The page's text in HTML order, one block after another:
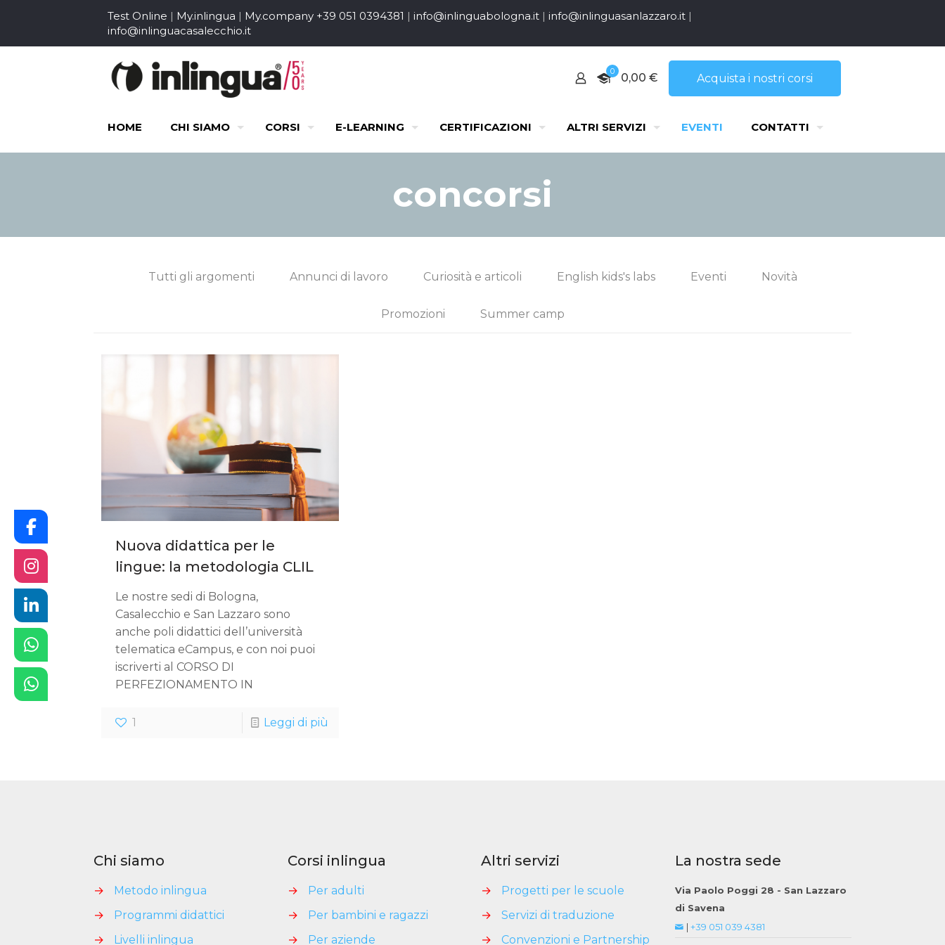
Test Online | My.inlingua | My.company +39 051 0394381 | info@inlinguabologna.it | info@inlinguasanlazzaro.it |
info@inlinguacasalecchio.it
0 0,00 € Acquista i nostri corsi
HOME CHI SIAMO CORSI E-LEARNING CERTIFICAZIONI ALTRI SERVIZI EVENTI CONTATTI
concorsi
Tutti gli argomenti Annunci di lavoro Curiosità e articoli English kids's labs Eventi Novità
Promozioni Summer camp
Nuova didattica per le
lingue: la metodologia CLIL
Le nostre sedi di Bologna,
Casalecchio e San Lazzaro sono
anche poli didattici dell’università
telematica eCampus, e con noi puoi
iscriverti al CORSO DI
PERFEZIONAMENTO IN
1 Leggi di più
Chi siamo
→
Metodo inlingua
→
Programmi didattici
→
Livelli inlingua
Corsi inlingua
→
Per adulti
→
Per bambini e ragazzi
→
Per aziende
Altri servizi
→
Progetti per le scuole
→
Servizi di traduzione
→
Convenzioni e Partnership
La nostra sede
Via Paolo Poggi 28 - San Lazzaro
di Savena
| +39 051 039 4381